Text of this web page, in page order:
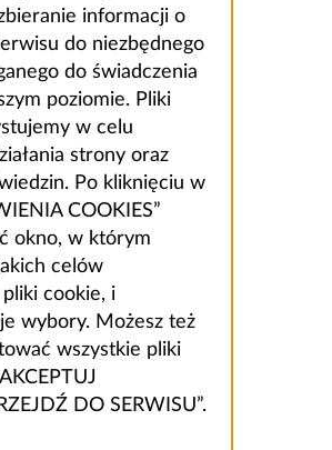
informacji o
do niezbędnego
do świadczenia
poziomie. Pliki
w celu
strony oraz
Po kliknięciu w
COOKIES”
okno, w którym
celów
cookie, i
wybory. Możesz też
wszystkie pliki
DO SERWISU”.